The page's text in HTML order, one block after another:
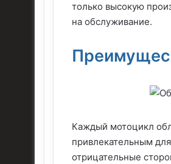
только высокую
на обслуживание.
Каждый мотоцикл
привлекательным
отрицательные